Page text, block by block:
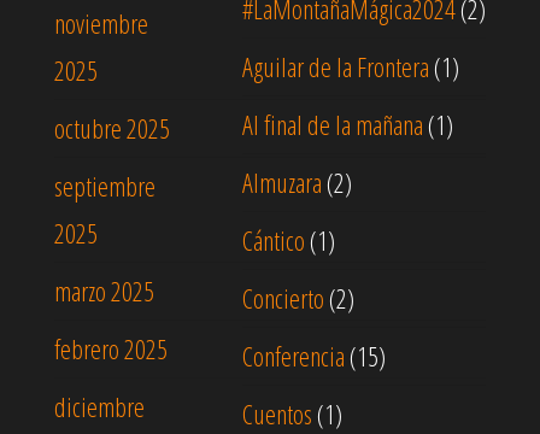
#LaMontañaMágica2024(2)
Aguilar de la Frontera (1)
Al final de la mañana (1)
Almuzara (2)
Cántico (1)
Concierto (2)
Conferencia (15)
Cuentos (1)
noviembre
2025
octubre 2025
septiembre
2025
marzo 2025
febrero 2025
diciembre